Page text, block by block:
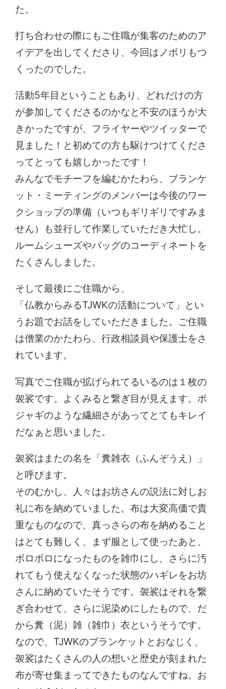
た。
打ち合わせの際にもご住職が集客のためのア
イデアを出してくださり、今回はノボリもつ
くったのでした。
活動5年目ということもあり、どれだけの方
が参加してくださるのかなと不安のほうが大
きかったですが、フライヤーやツイッターで
見ました！と初めての方も駆けつけてくださ
ってとっても嬉しかったです！
みんなでモチーフを編むかたわら、ブランケ
ット・ミーティングのメンバーは今後のワー
クショップの準備（いつもギリギリですみま
せん）も並行して作業していただき大忙し。
ルームシューズやバッグのコーディネートを
たくさんしました。
そして最後にご住職から、
「仏教からみるTJWKの活動について」とい
うお題でお話をしていただきました。ご住職
は僧業のかたわら、行政相談員や保護士をさ
れています。
写真でご住職が拡げられてるいるのは１枚の
袈裟です。よくみると繋ぎ目が見えます。ポ
ジャギのような繊細さがあってとてもキレイ
だなぁと思いました。
袈裟はまたの名を「糞雑衣（ふんぞうえ）」
と呼びます。
そのむかし、人々はお坊さんの説法に対しお
礼に布を納めていました。布は大変高価で貴
重なものなので、真っさらの布を納めること
はとても難しく、まず服として使ったあと、
ボロボロになったものを雑巾にし、さらに汚
れてもう使えなくなった状態のハギレをお坊
さんに納めていたそうです。袈裟はそれを繋
ぎ合わせて、さらに泥染めにしたもので、だ
から糞（泥）雑（雑巾）衣というそうです。
なので、TJWKのブランケットとおなじく、
袈裟はたくさんの人の想いと歴史が刻まれた
布が寄せ集まってできたものなんですね。お